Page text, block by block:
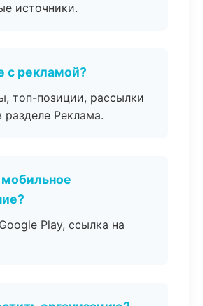
источники.
с рекламой?
топ-позиции, рассылки
Реклама.
мобильное
Play, ссылка на